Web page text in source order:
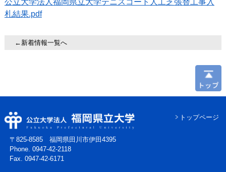
公立大学法人福岡県立大学テニスコート人工芝張替工事入
札結果.pdf
←新着情報一覧へ
〒825-8585 福岡県田川市伊田4395
Phone. 0947-42-2118
Fax. 0947-42-6171
トップページ